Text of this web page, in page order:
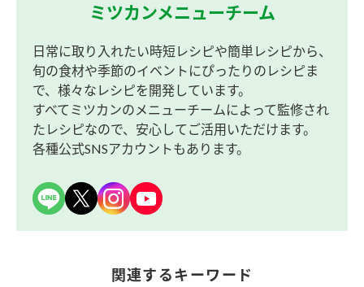
ミツカンメニューチーム
日常に取り入れたい時短レシピや簡単レシピから、
旬の食材や季節のイベントにぴったりのレシピま
で、様々なレシピを開発しています。
すべてミツカンのメニューチームによって監修され
たレシピなので、安心してご活用いただけます。
各種公式SNSアカウントもあります。
関連するキーワード